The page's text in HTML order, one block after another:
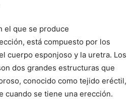
el que se produce
está compuesto por los
cuerpo esponjoso y la uretra. Los
dos grandes estructuras que
conocido como tejido eréctil,
cuando se tiene una erección.